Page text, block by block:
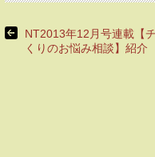
NT2013年12月号連載【
くりのお悩み相談】紹介